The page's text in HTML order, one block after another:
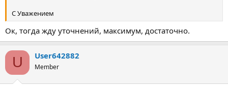
С Уважением
Ок, тогда жду уточнений, максимум, достаточно.
U User642882
Member